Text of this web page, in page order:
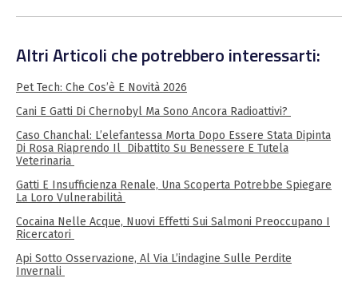
Altri Articoli che potrebbero interessarti:
Pet Tech: Che Cos’è E Novità 2026
Cani E Gatti Di Chernobyl Ma Sono Ancora Radioattivi?
Caso Chanchal: L’elefantessa Morta Dopo Essere Stata Dipinta
Di Rosa Riaprendo Il Dibattito Su Benessere E Tutela
Veterinaria
Gatti E Insufficienza Renale, Una Scoperta Potrebbe Spiegare
La Loro Vulnerabilità
Cocaina Nelle Acque, Nuovi Effetti Sui Salmoni Preoccupano I
Ricercatori
Api Sotto Osservazione, Al Via L’indagine Sulle Perdite
Invernali